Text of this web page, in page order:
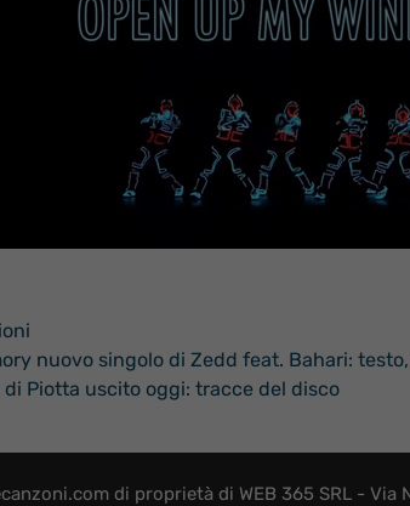
nuovo singolo di Zedd feat. Bahari:
di Piotta uscito oggi: tracce del disco
di proprietà di WEB 365 SRL - Via